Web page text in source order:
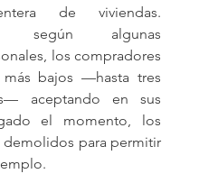
de viviendas.
según algunas
los compradores
bajos —hasta tres
aceptando en sus
el momento, los
demolidos para permitir